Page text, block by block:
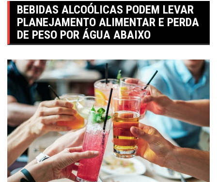
BEBIDAS ALCOÓLICAS PODEM LEVAR
PLANEJAMENTO ALIMENTAR E PERDA
DE PESO POR ÁGUA ABAIXO